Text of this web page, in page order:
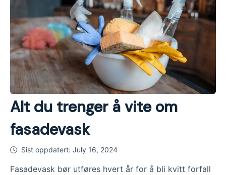
Alt du trenger å vite om
fasadevask
Sist oppdatert: July 16, 2024
Fasadevask bør utføres hvert år for å bli kvitt forfall